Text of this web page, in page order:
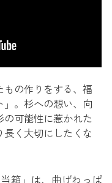
の作りをする、福
。杉への想い、向
可能性に惹かれた
く大切にしたくな